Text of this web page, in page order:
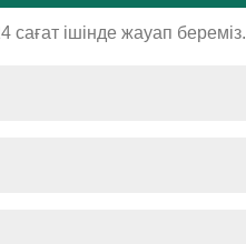
ішінде жауап береміз.